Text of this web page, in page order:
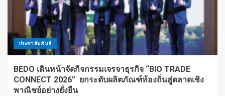
ประชาสัมพันธ์
BEDO เดินหน้าจัดกิจกรรมเจรจาธุรกิจ “BIO TRADE
CONNECT 2026” ยกระดับผลิตภัณฑ์ท้องถิ่นสู่ตลาดเชิง
พาณิชย์อย่างยั่งยืน